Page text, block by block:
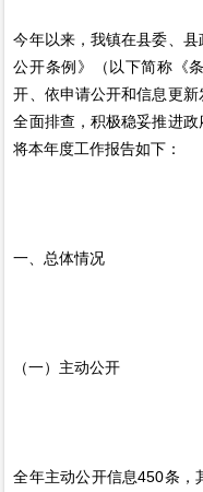
今年以来，我镇在县委、
公开条例》（以下简称《
开、依申请公开和信息更
全面排查，积极稳妥推进
将本年度工作报告如下：
一、总体情况
（一）主动公开
全年主动公开信息450条，